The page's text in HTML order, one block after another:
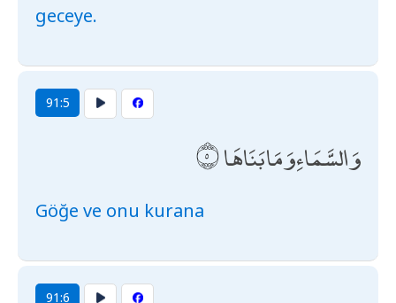
geceye.
91:5
وَالسَّمَاءِ وَمَا بَنَاهَا
Göğe ve onu kurana
91:6